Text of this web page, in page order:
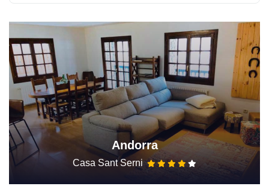
Andorra
Casa Sant Serni